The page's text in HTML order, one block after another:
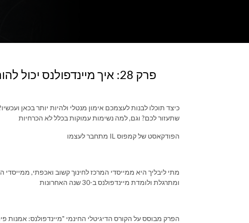
פרק 28: איך מיינדפולנס יכול להוריד לחץ וחרדה ולשפר את חייכם
כיצד תוכלו לבנות לעצמכם אימון מנטלי ולהיות יותר בכאן
שתעזור לכם? וגם, למה נשימות עמוקות בכלל לא הכרחיות
מתחבר לעצמו IL הפודקאסט של קמפוס
מתי ליבליך היא ממייסדי המרכז לחינוך קשוב ואכפתי,
ומתרגלת ולומדת מיינדפולנס ב-30 שנה האחרונות
הפרק מבוסס על הקורס הדיגיטלי החינמי "מיינדפולנס: אמנות